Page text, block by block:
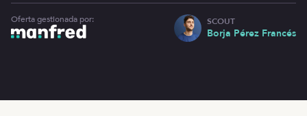
Oferta gestionada por: SCOUT
Borja Pérez Francés